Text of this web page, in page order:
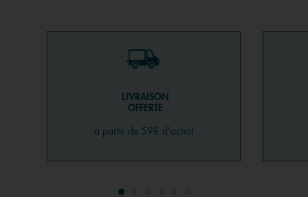
LIVRAISON
OFFERTE
à partir de 59€ d'achat